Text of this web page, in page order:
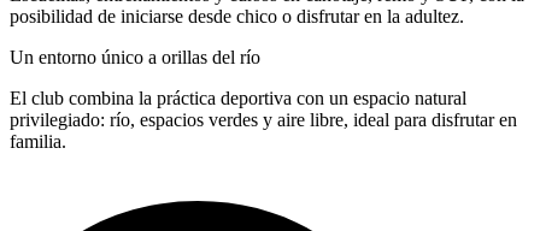
posibilidad de iniciarse desde chico o disfrutar en la adultez.
Un entorno único a orillas del río
El club combina la práctica deportiva con un espacio natural
privilegiado: río, espacios verdes y aire libre, ideal para disfrutar en
familia.